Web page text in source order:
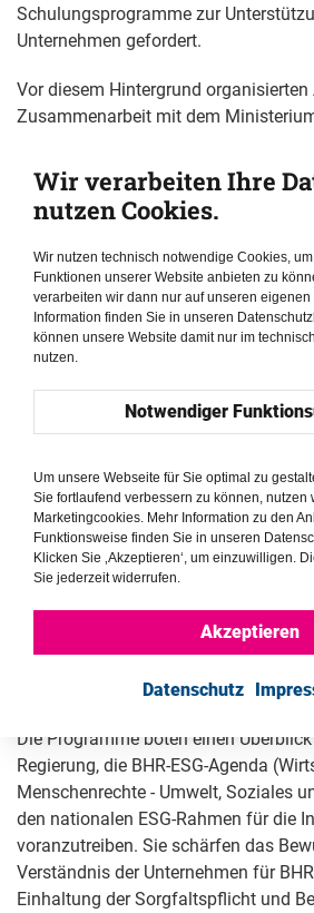
Schulungsprogramme zur
Unternehmen gefordert.
Vor diesem Hintergrund organisierten
Zusammenarbeit mit dem
Hersteller und dem Collective of
Realism (CALR) Workshops für
verarbeitenden Gewerbes,
mittlerer Unternehmen: „Ein Gespräch
Nachhaltigkeit und die Einhaltung
Berichterstattung in Malaysia & i-
Workshops fanden in drei Regionen
Repräsentanten von mehr als 150
Die Programme boten einen
Regierung, die BHR-ESG-Agenda
Menschenrechte - Umwelt, Soziales
den nationalen ESG-Rahmen für die
voranzutreiben. Sie schärfen das
Verständnis der Unternehmen für
Einhaltung der Sorgfaltspflicht und
Wir verarbeiten Ihre
nutzen Cookies.
Wir nutzen technisch notwendige Cookies,
Funktionen unserer Website anbieten zu
verarbeiten wir dann nur auf unseren eigenen
Information finden Sie in unseren
können unsere Website damit nur im
nutzen.
Notwendiger
Um unsere Webseite für Sie optimal zu
Sie fortlaufend verbessern zu können, nutzen
Marketingcookies. Mehr Information zu den
Funktionsweise finden Sie in unseren
Klicken Sie ‚Akzeptieren‘, um einzuwilligen.
Sie jederzeit widerrufen.
Akzeptieren
Datenschutz